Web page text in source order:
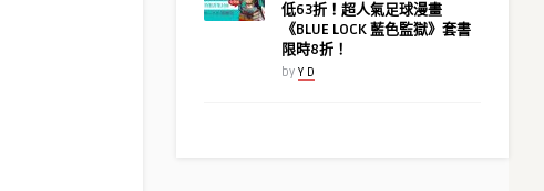
低63折！超人氣足球漫畫
《BLUE LOCK 藍色監獄》套書
限時8折！
by Y D